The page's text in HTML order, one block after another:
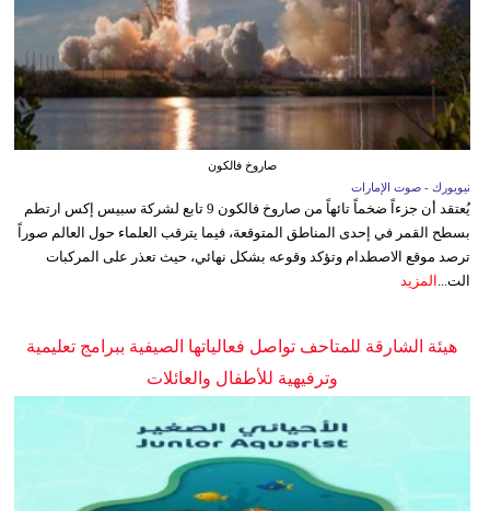
صاروخ فالكون
نيويورك - صوت الإمارات
يُعتقد أن جزءاً ضخماً تائهاً من صاروخ فالكون 9 تابع لشركة سبيس إكس ارتطم
بسطح القمر في إحدى المناطق المتوقعة، فيما يترقب العلماء حول العالم صوراً
ترصد موقع الاصطدام وتؤكد وقوعه بشكل نهائي، حيث تعذر على المركبات
الت... المزيد
هيئة الشارقة للمتاحف تواصل فعالياتها الصيفية ببرامج تعليمية
وترفيهية للأطفال والعائلات